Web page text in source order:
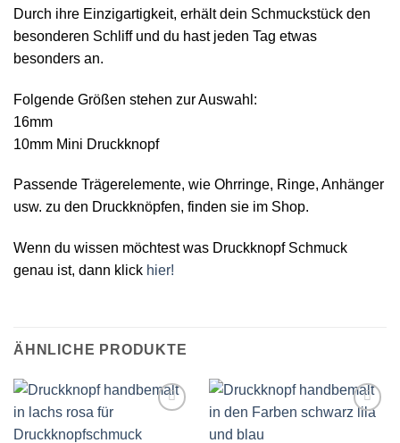
Durch ihre Einzigartigkeit, erhält dein Schmuckstück den
besonderen Schliff und du hast jeden Tag etwas
besonders an.
Folgende Größen stehen zur Auswahl:
16mm
10mm Mini Druckknopf
Passende Trägerelemente, wie Ohrringe, Ringe, Anhänger
usw. zu den Druckknöpfen, finden sie im Shop.
Wenn du wissen möchtest was Druckknopf Schmuck
genau ist, dann klick hier!
ÄHNLICHE PRODUKTE
Wunschliste